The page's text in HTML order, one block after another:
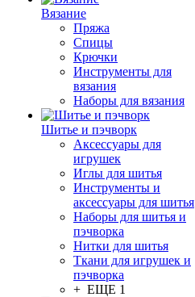
Вязание
Пряжа
Спицы
Крючки
Инструменты для
вязания
Наборы для вязания
Шитье и пэчворк
Аксессуары для
игрушек
Иглы для шитья
Инструменты и
аксессуары для шитья
Наборы для шитья и
пэчворка
Нитки для шитья
Ткани для игрушек и
пэчворка
+ ЕЩЕ 1